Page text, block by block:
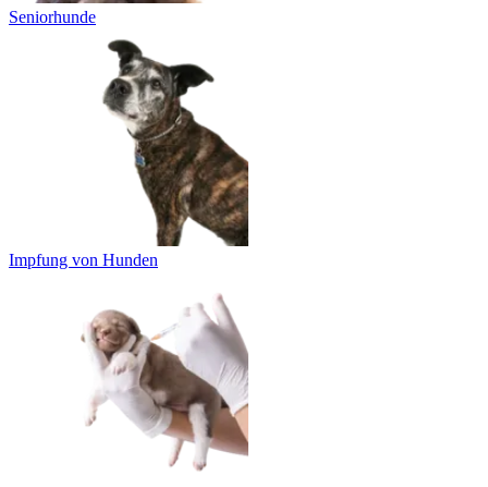
Seniorhunde
Impfung von Hunden